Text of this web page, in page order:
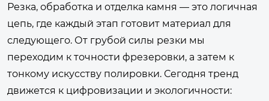
Резка, обработка и отделка камня — это логичная
цепь, где каждый этап готовит материал для
следующего. От грубой силы резки мы
переходим к точности фрезеровки, а затем к
тонкому искусству полировки. Сегодня тренд
движется к цифровизации и экологичности: